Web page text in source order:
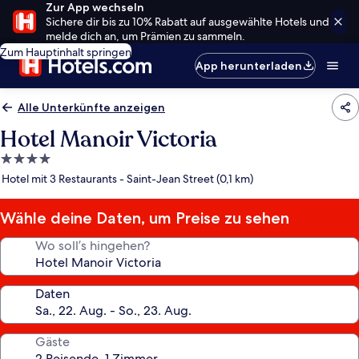
Zur App wechseln
Sichere dir bis zu 10% Rabatt auf ausgewählte Hotels und
melde dich an, um Prämien zu sammeln.
Zum Hauptinhalt springen
App herunterladen
Alle Unterkünfte anzeigen
Hotel Manoir Victoria
4.0-
Sterne-
Hotel mit 3 Restaurants - Saint-Jean Street (0,1 km)
Wähle deine Daten, um Preise zu sehen
Wo soll’s hingehen?
Daten
Gäste